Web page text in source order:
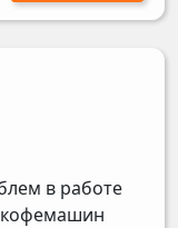
в работе
кофемашин